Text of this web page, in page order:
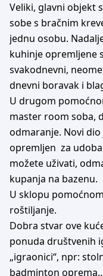
Veliki, glavni objekt
sobe s bračnim
jednu osobu.
kuhinje opremljene
svakodnevni,
dnevni boravak i
U drugom
master room soba,
odmaranje. Novi
opremljen za
možete uživati,
kupanja na bazenu.
U sklopu
roštiljanje.
Dobra stvar ove
ponuda društvenih
„igraonici“, npr:
badminton